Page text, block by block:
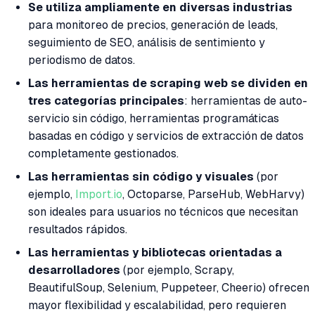
Se utiliza ampliamente en diversas industrias
para monitoreo de precios, generación de leads,
seguimiento de SEO, análisis de sentimiento y
periodismo de datos.
Las herramientas de scraping web se dividen en
tres categorías principales: herramientas de auto-
servicio sin código, herramientas programáticas
basadas en código y servicios de extracción de datos
completamente gestionados.
Las herramientas sin código y visuales (por
ejemplo, Import.io, Octoparse, ParseHub, WebHarvy)
son ideales para usuarios no técnicos que necesitan
resultados rápidos.
Las herramientas y bibliotecas orientadas a
desarrolladores (por ejemplo, Scrapy,
BeautifulSoup, Selenium, Puppeteer, Cheerio) ofrecen
mayor flexibilidad y escalabilidad, pero requieren